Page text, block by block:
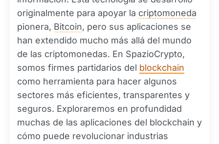
originalmente para apoyar la criptomoneda
pionera, Bitcoin, pero sus aplicaciones se
han extendido mucho más allá del mundo
de las criptomonedas. En SpazioCrypto,
somos firmes partidarios del blockchain
como herramienta para hacer algunos
sectores más eficientes, transparentes y
seguros. Exploraremos en profundidad
muchas de las aplicaciones del blockchain y
cómo puede revolucionar industrias